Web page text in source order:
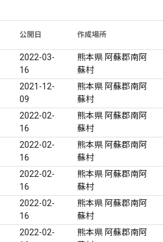
公開日 作成場所
2022-03-
16
熊本県 阿蘇郡南阿
蘇村
2021-12-
09
熊本県 阿蘇郡南阿
蘇村
2022-02-
16
熊本県 阿蘇郡南阿
蘇村
2022-02-
16
熊本県 阿蘇郡南阿
蘇村
2022-02-
16
熊本県 阿蘇郡南阿
蘇村
2022-02-
16
熊本県 阿蘇郡南阿
蘇村
2022-02-
熊本県 阿蘇郡南阿